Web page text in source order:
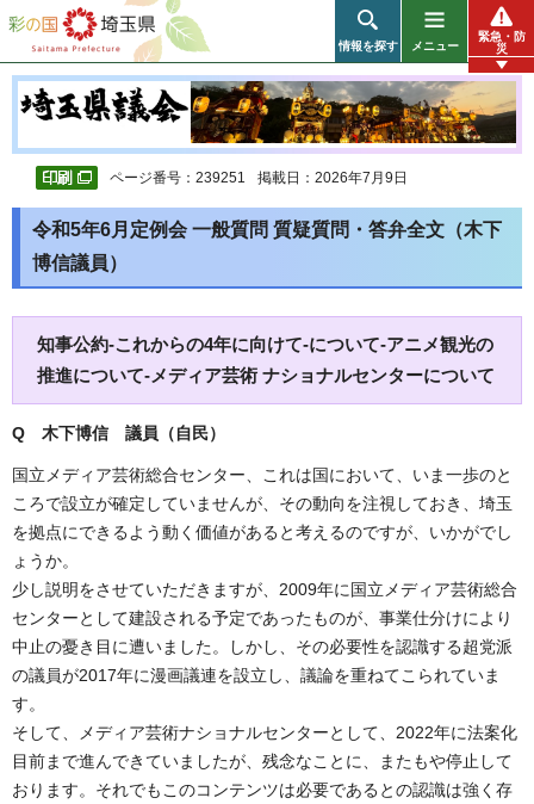
彩の国 埼玉県
情報を探す メニュー
緊急・防
災
ページ番号：239251 掲載日：2026年7月9日
令和5年6月定例会 一般質問 質疑質問・答弁全文（木下
博信議員）
知事公約-これからの4年に向けて-について-アニメ観光の
推進について-メディア芸術 ナショナルセンターについて
Q 木下博信 議員（自民）
国立メディア芸術総合センター、これは国において、いま一歩のと
ころで設立が確定していませんが、その動向を注視しておき、埼玉
を拠点にできるよう動く価値があると考えるのですが、いかがでし
ょうか。
少し説明をさせていただきますが、2009年に国立メディア芸術総合
センターとして建設される予定であったものが、事業仕分けにより
中止の憂き目に遭いました。しかし、その必要性を認識する超党派
の議員が2017年に漫画議連を設立し、議論を重ねてこられていま
す。
そして、メディア芸術ナショナルセンターとして、2022年に法案化
目前まで進んできていましたが、残念なことに、またもや停止して
おります。それでもこのコンテンツは必要であるとの認識は強く存